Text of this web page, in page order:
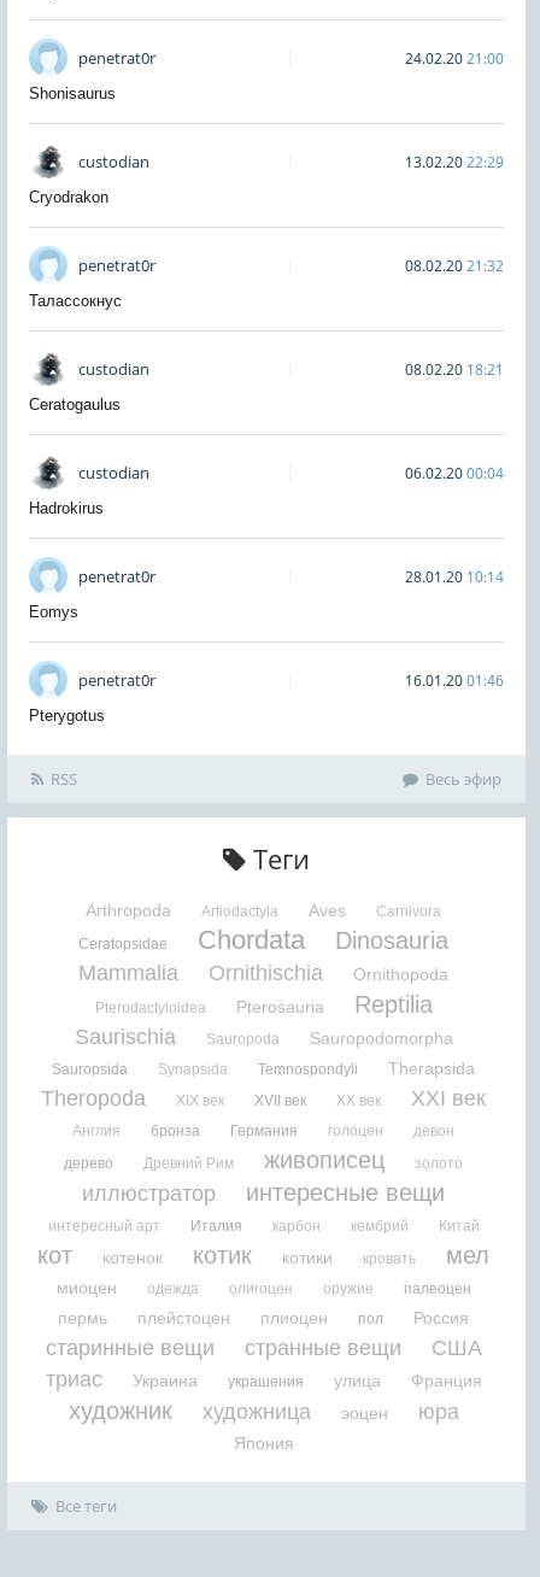
penetrat0r 24.02.2021:00
Shonisaurus
custodian 13.02.2022:29
Cryodrakon
penetrat0r 08.02.2021:32
Талассокнус
custodian 08.02.20 18:21
Ceratogaulus
custodian 06.02.2000:04
Hadrokirus
penetrat0r 28.01.20 10:14
Eomys
penetrat0r 16.01.2001:46
Pterygotus
RSS Весь эфир
Теги
Arthropoda Artiodactyla Aves
Carnivora
Ceratopsidae
Chordata Dinosauria
Mammalia Ornithischia Ornithopoda
Pterodactyloidea Pterosauria Reptilia
Saurischia Sauropoda Sauropodomorpha
Sauropsida Synapsida Temnospondyli Therapsida
Theropoda XIX век XVII век XX век XXI век
Англия бронза Германия голоцен
девон
дерево
Древний Рим живописец золото
иллюстратор интересные вещи
интересный арт Италия карбон кембрий Китай
кот котенок котик котики кровать мел
миоцен одежда олигоцен оружие палеоцен
пермь плейстоцен плиоцен пол Россия
старинные вещи странные вещи
США
триас
Украина украшения улица Франция
художник художница эоцен юра
Япония
Все теги